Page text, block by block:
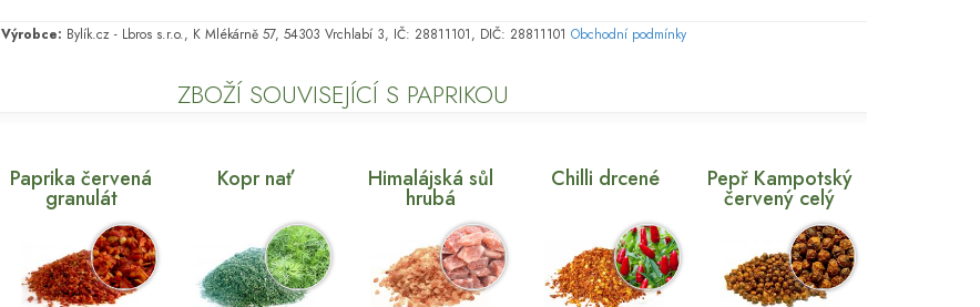
Výrobce: Bylík.cz - Lbros s.r.o., K Mlékárně 57, 54303 Vrchlabí 3, IČ: 28811101, DIČ: 28811101 Obchodní podmínky
ZBOŽÍ SOUVISEJÍCÍ S PAPRIKOU
Paprika červená
granulát
Kopr nať Himalájská sůl
hrubá
Chilli drcené Pepř Kampotský
červený celý